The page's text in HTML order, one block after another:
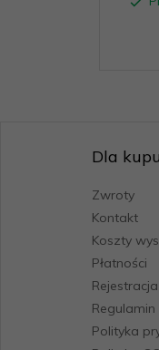
Dla
Zwroty
Kontakt
Koszty
Płatności
Rejestracja
Regulamin
Polityka